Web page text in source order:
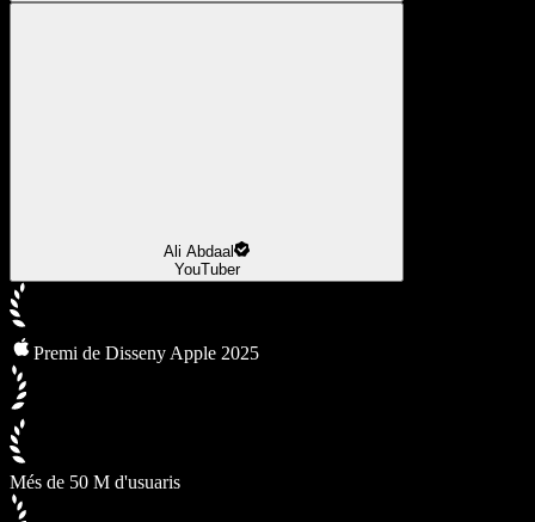
Ali Abdaal
YouTuber
Premi de Disseny Apple 2025
Més de 50 M d'usuaris